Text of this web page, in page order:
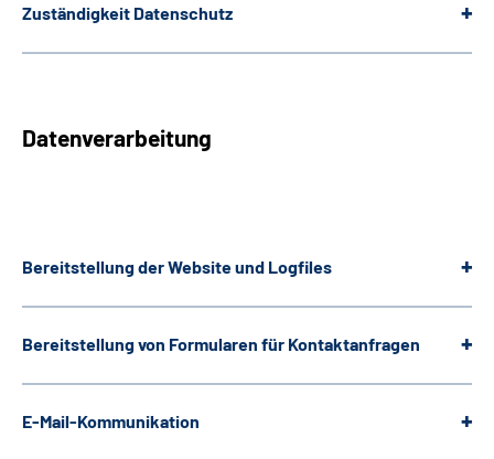
Zuständigkeit Datenschutz
Datenverarbeitung
Bereitstellung derWebsiteund Logfiles
Bereitstellung von Formularen für Kontaktanfragen
E-Mail-Kommunikation